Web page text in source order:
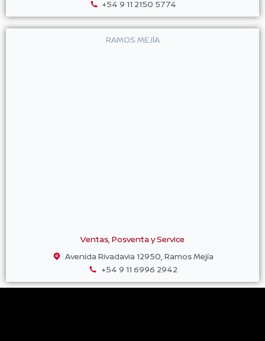
+54 9 11 2150 5774
RAMOS MEJÍA
Ventas, Posventa y Service
Avenida Rivadavia 12950, Ramos Mejía
+54 9 11 6996 2942